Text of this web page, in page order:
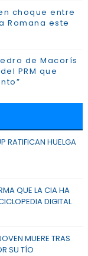
choque entre
Romana este
de Macorís
PRM que
RATIFICAN HUELGA
QUE LA CIA HA
DIGITAL
MUERE TRAS
SU TÍO